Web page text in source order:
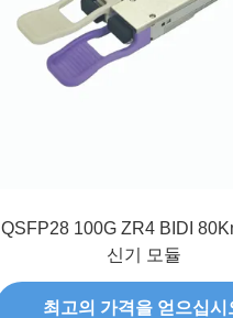
QSFP28 100G ZR4 BIDI
신기 모듈
최고의 가격을 얻으십시